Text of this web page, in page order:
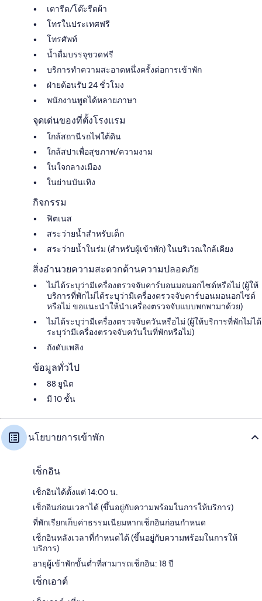
เตารีด/โต๊ะรีดผ้า
โทรในประเทศฟรี
โทรศัพท์
น้ำดื่มบรรจุขวดฟรี
บริการทำความสะอาดหนึ่งครั้งต่อการเข้าพัก
ฝ่ายต้อนรับ 24 ชั่วโมง
พนักงานพูดได้หลายภาษา
จุดเด่นของที่ตั้งโรงแรม
ใกล้สถานีรถไฟใต้ดิน
ใกล้สปาเพื่อสุขภาพ/ความงาม
ในใจกลางเมือง
ในย่านบันเทิง
กิจกรรม
ฟิตเนส
สระว่ายน้ำสำหรับเด็ก
สระว่ายน้ำในร่ม (สำหรับผู้เข้าพัก) ในบริเวณใกล้เคียง
สิ่งอำนวยความสะดวกด้านความปลอดภัย
ไม่ได้ระบุว่ามีเครื่องตรวจจับคาร์บอนมอนอกไซด์หรือไม่ (ผู้ให้
บริการที่พักไม่ได้ระบุว่ามีเครื่องตรวจจับคาร์บอนมอนอกไซด์
หรือไม่ ขอแนะนำให้นำเครื่องตรวจจับแบบพกพามาด้วย)
ไม่ได้ระบุว่ามีเครื่องตรวจจับควันหรือไม่ (ผู้ให้บริการที่พักไม่ได้
ระบุว่ามีเครื่องตรวจจับควันในที่พักหรือไม่)
ถังดับเพลิง
ข้อมูลทั่วไป
88 ยูนิต
มี 10 ชั้น
นโยบายการเข้าพัก
เช็กอิน
เช็กอินได้ตั้งแต่ 14:00 น.
เช็กอินก่อนเวลาได้ (ขึ้นอยู่กับความพร้อมในการให้บริการ)
ที่พักเรียกเก็บค่าธรรมเนียมหากเช็กอินก่อนกำหนด
เช็กอินหลังเวลาที่กำหนดได้ (ขึ้นอยู่กับความพร้อมในการให้
บริการ)
อายุผู้เข้าพักขั้นต่ำที่สามารถเช็กอิน: 18 ปี
เช็กเอาต์